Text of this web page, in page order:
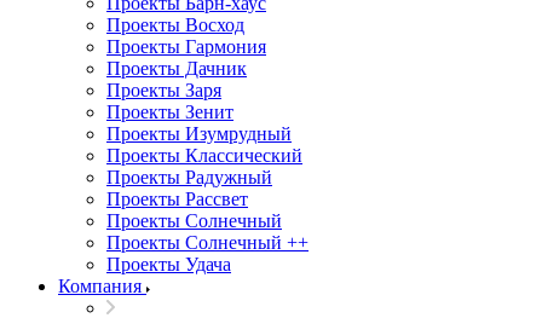
Проекты Восход
Проекты Гармония
Проекты Дачник
Проекты Заря
Проекты Зенит
Проекты Изумрудный
Проекты Классический
Проекты Радужный
Проекты Рассвет
Проекты Солнечный
Проекты Солнечный ++
Проекты Удача
Компания